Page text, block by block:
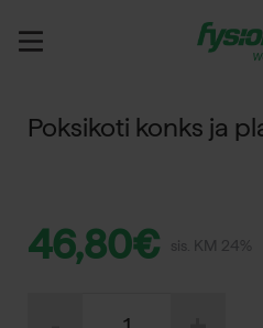
sisältöön
Poksikoti konks ja
46,80€ sis. KM 24%